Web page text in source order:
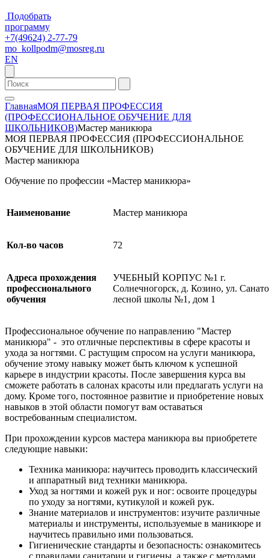
Подобрать
программу
+7(49624) 2-77-79
mo_kollpodm@mosreg.ru
EN
ГлавнаяМОЯ ПЕРВАЯ ПРОФЕССИЯ
(ПРОФЕССИОНАЛЬНОЕ ОБУЧЕНИЕ ДЛЯ
ШКОЛЬНИКОВ)Мастер маникюра
МОЯ ПЕРВАЯ ПРОФЕССИЯ (ПРОФЕССИОНАЛЬНОЕ
ОБУЧЕНИЕ ДЛЯ ШКОЛЬНИКОВ)
Мастер маникюра
Обучение по профессии «Мастер маникюра»
Наименование Мастер маникюра
Кол-во часов 72
Адреса прохождения
профессионального
обучения
УЧЕБНЫЙ КОРПУС №1 г.
Солнечногорск, д. Козино, ул.
лесной школы №1, дом 1
Профессиональное обучение по направлению "Мастер
маникюра" - это отличные перспективы в сфере красоты и
ухода за ногтями. С растущим спросом на услуги маникюра,
обучение этому навыку может быть ключом к успешной
карьере в индустрии красоты. После завершения курса вы
сможете работать в салонах красоты или предлагать услуги на
дому. Кроме того, постоянное развитие и приобретение новых
навыков в этой области помогут вам оставаться
востребованным специалистом.
При прохождении курсов мастера маникюра вы приобретете
следующие навыки:
Техника маникюра: научитесь проводить классический
и аппаратный вид техники маникюра.
Уход за ногтями и кожей рук и ног: освоите процедуры
по уходу за ногтями, кутикулой и кожей рук.
Знание материалов и инструментов: изучите различные
материалы и инструменты, используемые в маникюре и
научитесь правильно ими пользоваться.
Гигиенические стандарты и безопасность: ознакомитесь
с правилами санитарии и гигиены, а также с методами